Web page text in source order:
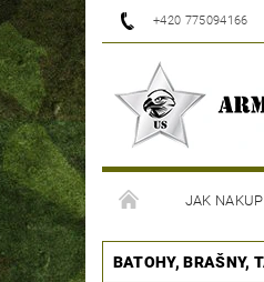
+420 775094166
JAK
MOJE OBJEDNÁVKA
BATOHY, BRAŠNY,